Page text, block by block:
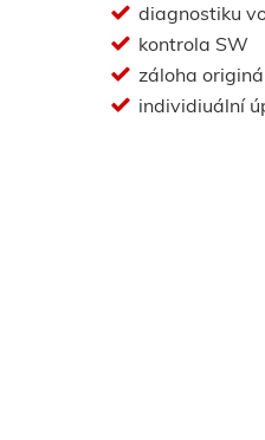
diagnostiku
kontrola SW
záloha
individiuální